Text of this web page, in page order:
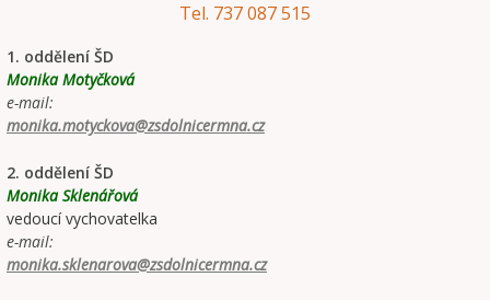
Tel. 737 087 515
1. oddělení ŠD
Monika Motyčková
e-mail:
monika.motyckova@zsdolnicermna.cz
2. oddělení ŠD
Monika Sklenářová
vedoucí vychovatelka
e-mail:
monika.sklenarova@zsdolnicermna.cz